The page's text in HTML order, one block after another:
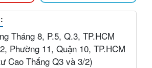
Tháng 8, P.5, Q.3, TP.HCM
Phường 11, Quận 10, TP.HCM
Cao Thắng Q3 và 3/2)